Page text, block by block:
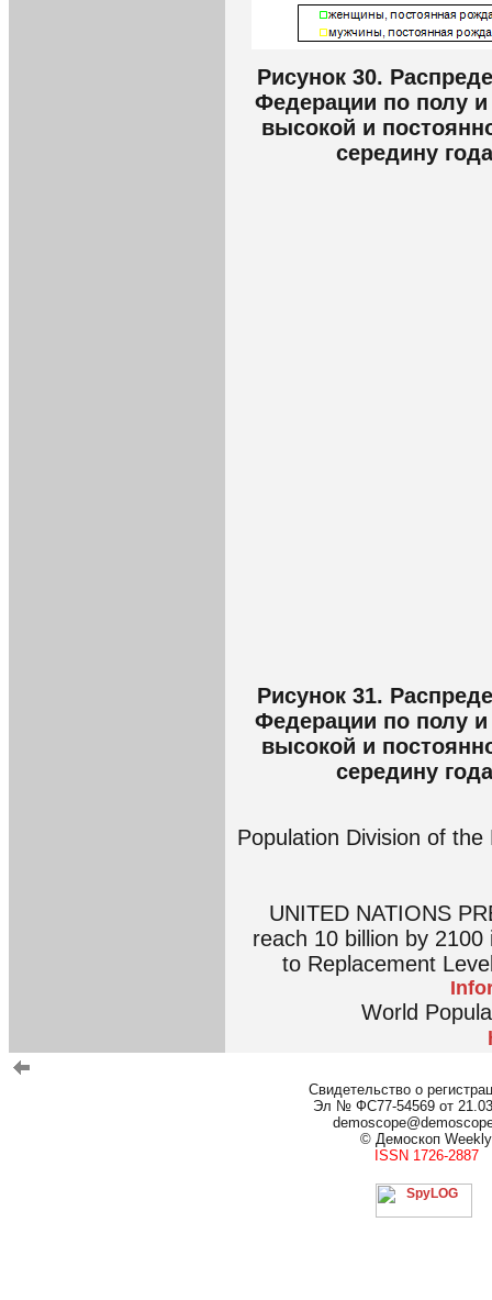
Рисунок 30.
Федерации по полу и
высокой и
середину
Рисунок 31.
Федерации по полу и
высокой и
середину
Population Division of
UNITED NATIONS
reach 10 billion by
to Replacement
World
Свидетельство о
Эл № ФС77-54569 от
© Демоскоп Weekly
ISSN 1726-2887